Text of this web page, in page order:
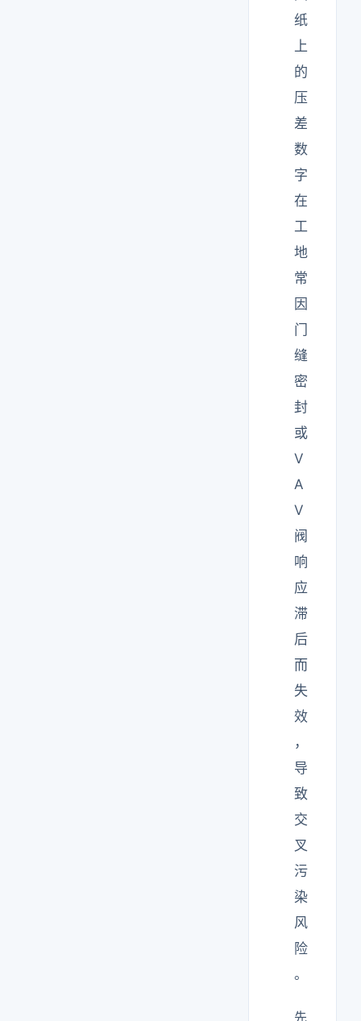
纸
上
的
压
差
数
字
在
工
地
常
因
门
缝
密
封
或
V
A
V
阀
响
应
滞
后
而
失
效
，
导
致
交
叉
污
染
风
险
。
先